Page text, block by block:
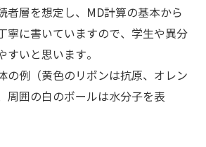
者層を想定し、MD計算の基本から
寧に書いていますので、学生や異分
すいと思います。
の例（黄色のリボンは抗原、オレン
周囲の白のボールは水分子を表